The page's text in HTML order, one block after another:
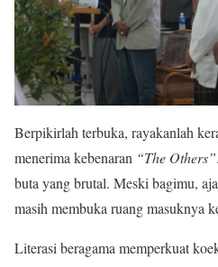
Berpikirlah terbuka, rayakanlah
menerima kebenaran “The Others”
buta yang brutal. Meski bagimu,
masih membuka ruang masuknya
Literasi beragama memperkuat